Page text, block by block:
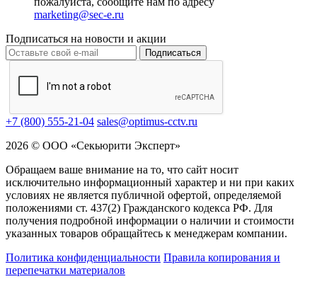
marketing@sec-e.ru
Подписаться на новости и акции
Подписаться
+7 (800) 555-21-04 sales@optimus-cctv.ru
2026 © ООО «Секьюрити Эксперт»
Обращаем ваше внимание на то, что сайт носит
исключительно информационный характер и ни при каких
условиях не является публичной офертой, определяемой
положениями ст. 437(2) Гражданского кодекса РФ. Для
получения подробной информации о наличии и стоимости
указанных товаров обращайтесь к менеджерам компании.
Политика конфиденциальности Правила копирования и
перепечатки материалов